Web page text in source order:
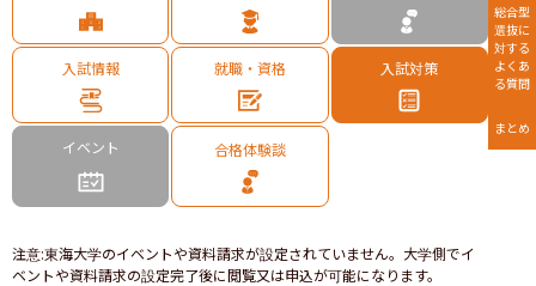
入試情報 就職・資格 入試対策
イベント 合格体験談
注意:東海大学のイベントや資料請求が設定されていません。大学側でイ
ベントや資料請求の設定完了後に閲覧又は申込が可能になります。
総合型
選抜に
対する
よくあ
る質問
まとめ